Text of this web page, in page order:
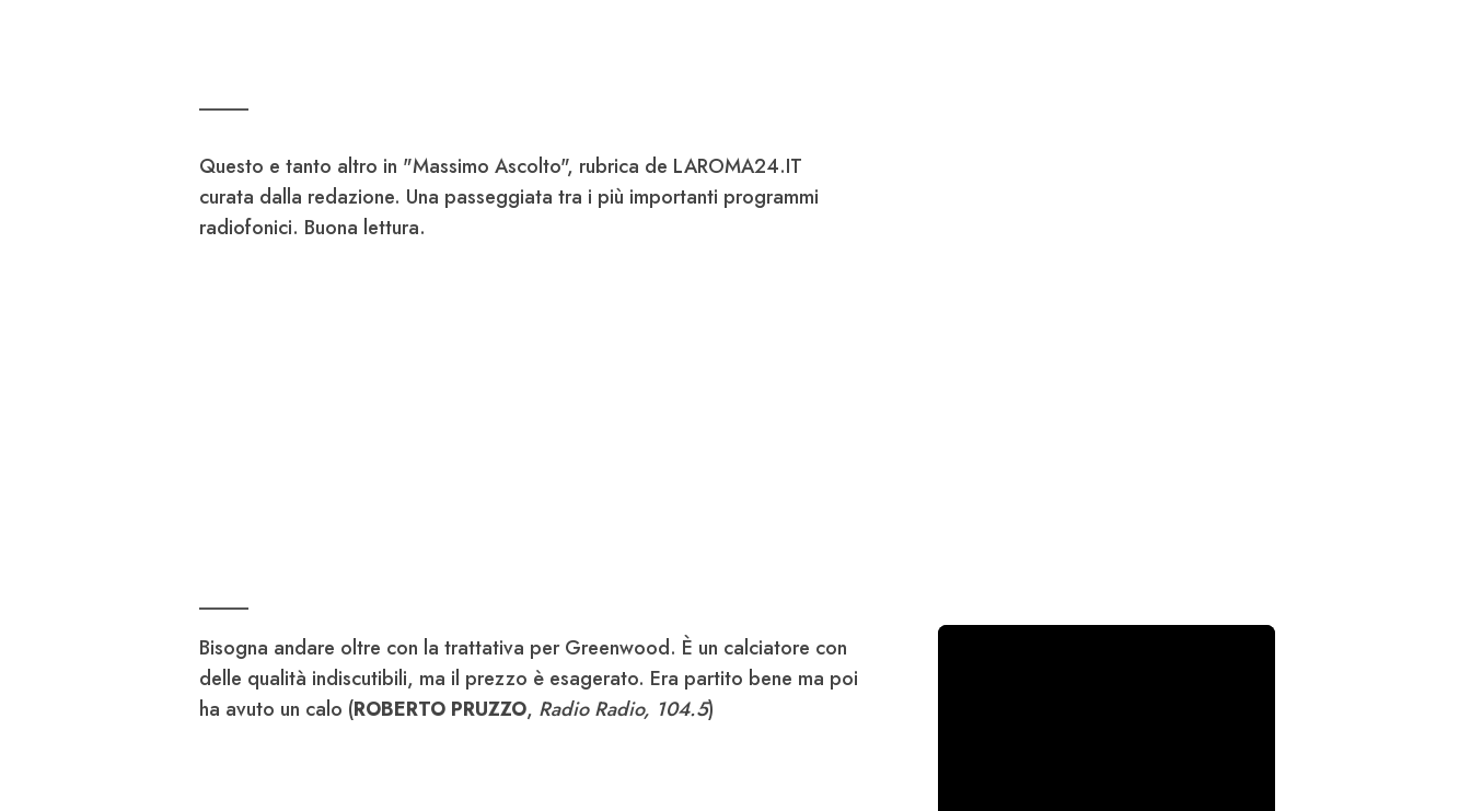
_____
Questo e tanto altro in "Massimo Ascolto", rubrica de LAROMA24.IT
curata dalla redazione. Una passeggiata tra i più importanti programmi
radiofonici. Buona lettura.
_____
Bisogna andare oltre con la trattativa per Greenwood. È un calciatore con
delle qualità indiscutibili, ma il prezzo è esagerato. Era partito bene ma poi
ha avuto un calo (ROBERTO PRUZZO, Radio Radio, 104.5)